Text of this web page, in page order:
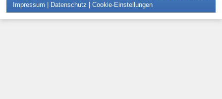
Impressum | Datenschutz | Cookie-Einstellungen